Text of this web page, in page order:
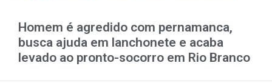
Homem é agredido com pernamanca,
busca ajuda em lanchonete e acaba
levado ao pronto-socorro em Rio Branco